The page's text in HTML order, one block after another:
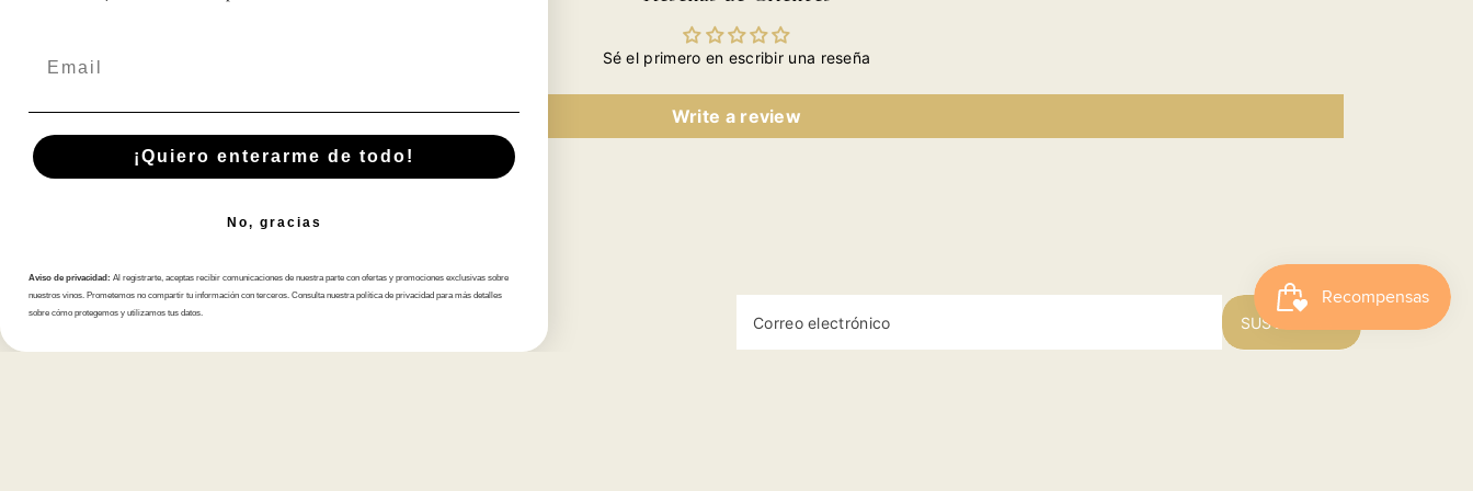
Sé el primero en escribir una reseña
Write a review
Suscríbete A Nuestra Newsletter Correo electrónico SUSCRIBIRSE
¡Quiero enterarme de todo!
No, gracias
Aviso de privacidad: Al registrarte, aceptas recibir comunicaciones de nuestra parte con ofertas y promociones exclusivas sobre
nuestros vinos. Prometemos no compartir tu información con terceros. Consulta nuestra política de privacidad para más detalles
sobre cómo protegemos y utilizamos tus datos.